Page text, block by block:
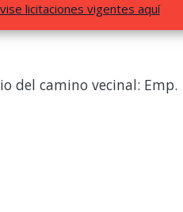
licitaciones vigentes aquí
del camino vecinal: Emp.